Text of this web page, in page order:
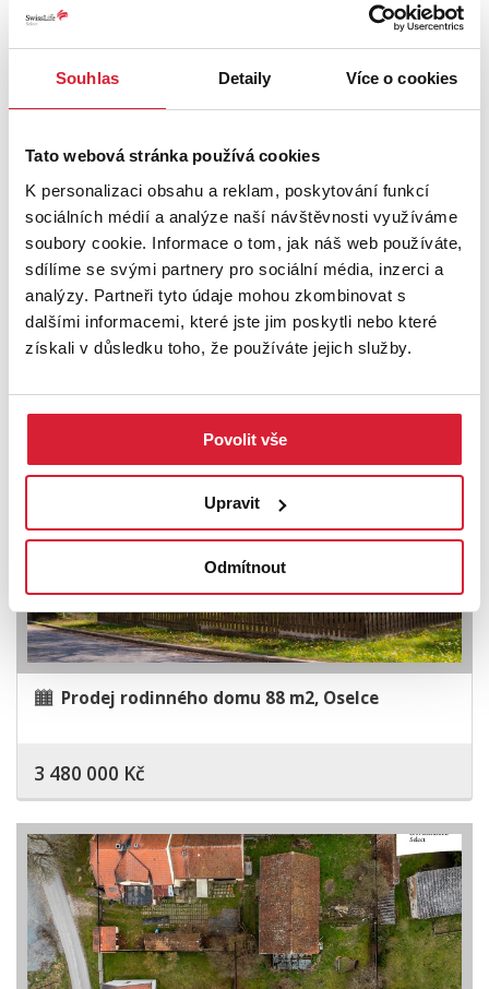
Souhlas Detaily Více o cookies
Tato webová stránka používá cookies
K personalizaci obsahu a reklam, poskytování funkcí
sociálních médií a analýze naší návštěvnosti využíváme
soubory cookie. Informace o tom, jak náš web používáte,
sdílíme se svými partnery pro sociální média, inzerci a
analýzy. Partneři tyto údaje mohou zkombinovat s
dalšími informacemi, které jste jim poskytli nebo které
získali v důsledku toho, že používáte jejich služby.
Povolit vše
Upravit
Odmítnout
Prodej rodinného domu 130 m2, Dobříč
Rezervace
Prodej rodinného domu 88 m2, Oselce
3 480 000 Kč